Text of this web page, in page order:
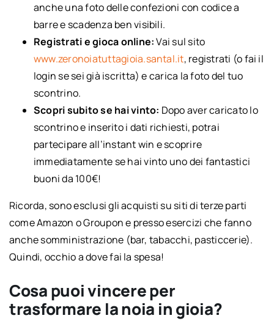
anche una foto delle confezioni con codice a
barre e scadenza ben visibili.
Registrati e gioca online:Vai sul sito
www.zeronoiatuttagioia.santal.it, registrati (o fai il
login se sei già iscritta) e carica la foto del tuo
scontrino.
Scopri subito se hai vinto: Dopo aver caricato lo
scontrino e inserito i dati richiesti, potrai
partecipare all’instant win e scoprire
immediatamente se hai vinto uno dei fantastici
buoni da 100€!
Ricorda, sono esclusi gli acquisti su siti di terze parti
come Amazon o Groupon e presso esercizi che fanno
anche somministrazione (bar, tabacchi, pasticcerie).
Quindi, occhio a dove fai la spesa!
Cosa puoi vincere per
trasformare la noia in gioia?